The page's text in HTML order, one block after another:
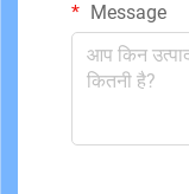
Message